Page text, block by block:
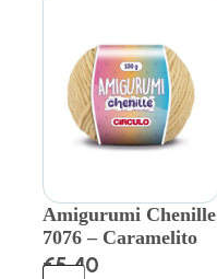
Amigurumi Chenille
7076 – Caramelito
€5.40